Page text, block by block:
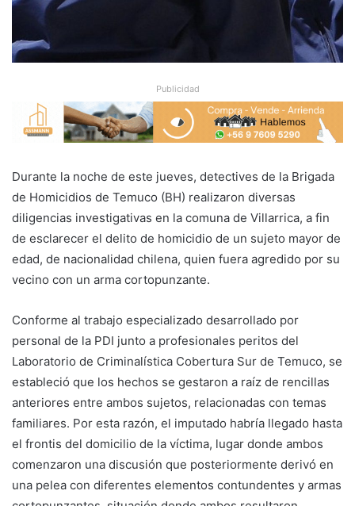
Publicidad
Durante la noche de este jueves, detectives de la Brigada
de Homicidios de Temuco (BH) realizaron diversas
diligencias investigativas en la comuna de Villarrica, a fin
de esclarecer el delito de homicidio de un sujeto mayor de
edad, de nacionalidad chilena, quien fuera agredido por su
vecino con un arma cortopunzante.
Conforme al trabajo especializado desarrollado por
personal de la PDI junto a profesionales peritos del
Laboratorio de Criminalística Cobertura Sur de Temuco, se
estableció que los hechos se gestaron a raíz de rencillas
anteriores entre ambos sujetos, relacionadas con temas
familiares. Por esta razón, el imputado habría llegado hasta
el frontis del domicilio de la víctima, lugar donde ambos
comenzaron una discusión que posteriormente derivó en
una pelea con diferentes elementos contundentes y armas